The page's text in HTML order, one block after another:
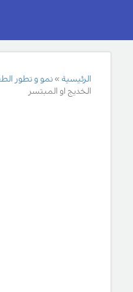
الرئيسية نمو و تطور
الخديج او المبتسر